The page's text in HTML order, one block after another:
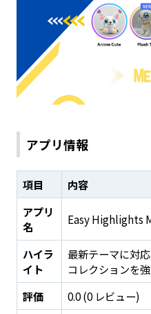
アプリ情報
項目
内容
アプリ
名
Easy Highlights
ハイラ
イト
最新テーマに対
コレクションを
評価
0.0 (0 レビュー)